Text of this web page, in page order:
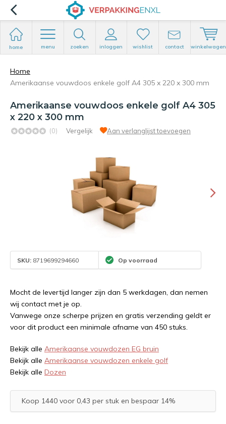
home menu zoeken inloggen wishlist contact winkelwagen
Home
Amerikaanse vouwdoos enkele golf A4 305 x 220 x 300 mm
Amerikaanse vouwdoos enkele golf A4 305
x 220 x 300 mm
(0) Vergelijk Aan verlanglijst toevoegen
SKU: 8719699294660 Op voorraad
Mocht de levertijd langer zijn dan 5 werkdagen, dan nemen
wij contact met je op.
Vanwege onze scherpe prijzen en gratis verzending geldt er
voor dit product een minimale afname van 450 stuks.
Bekijk alle Amerikaanse vouwdozen EG bruin
Bekijk alle Amerikaanse vouwdozen enkele golf
Bekijk alle Dozen
Koop 1440 voor 0,43 per stuk en bespaar 14%